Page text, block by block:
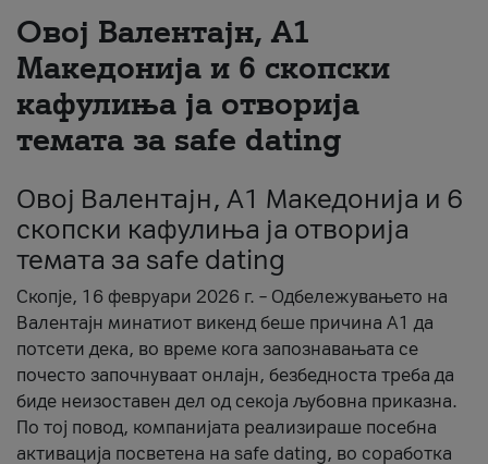
Овој Валентајн, A1
Македонија и 6 скопски
кафулиња ја отворија
темата за safe dating
Овој Валентајн, A1 Македонија и 6
скопски кафулиња ја отворија
темата за safe dating
Скопје, 16 февруари 2026 г. – Одбележувањето на
Валентајн минатиот викенд беше причина А1 да
потсети дека, во време кога запознавањата се
почесто започнуваат онлајн, безбедноста треба да
биде неизоставен дел од секоја љубовна приказна.
По тој повод, компанијата реализираше посебна
активација посветена на safe dating, во соработка